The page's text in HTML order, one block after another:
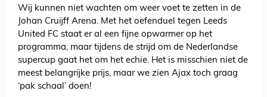
Wij kunnen niet wachten om weer voet te zetten in de
Johan Cruijff Arena. Met het oefenduel tegen Leeds
United FC staat er al een fijne opwarmer op het
programma, maar tijdens de strijd om de Nederlandse
supercup gaat het om het echie. Het is misschien niet de
meest belangrijke prijs, maar we zien Ajax toch graag
‘pak schaal’ doen!